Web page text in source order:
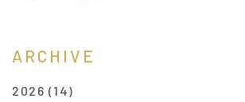
ARCHIVE
2026 (14)